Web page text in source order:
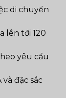
di chuyển
lên tới 120
yêu cầu
đặc sắc